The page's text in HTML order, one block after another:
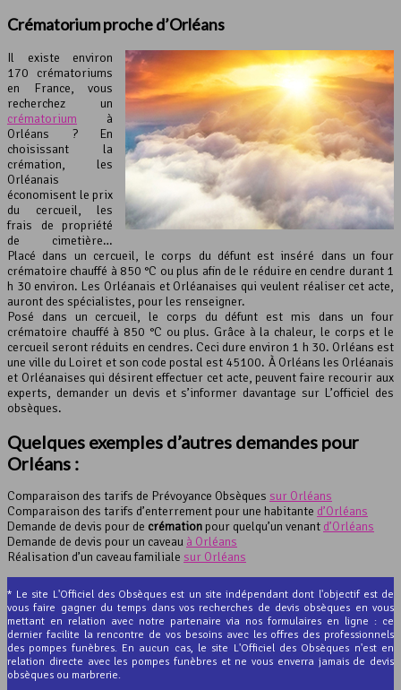
Crématorium proche d’Orléans
Il existe environ
170 crématoriums
en France, vous
recherchez un
crématorium à
Orléans ? En
choisissant la
crémation, les
Orléanais
économisent le prix
du cercueil, les
frais de propriété
de cimetière…
Placé dans un cercueil, le corps du défunt est inséré dans un four
crématoire chauffé à 850 °C ou plus afin de le réduire en cendre durant 1
h 30 environ. Les Orléanais et Orléanaises qui veulent réaliser cet acte,
auront des spécialistes, pour les renseigner.
Posé dans un cercueil, le corps du défunt est mis dans un four
crématoire chauffé à 850 °C ou plus. Grâce à la chaleur, le corps et le
cercueil seront réduits en cendres. Ceci dure environ 1 h 30. Orléans est
une ville du Loiret et son code postal est 45100. À Orléans les Orléanais
et Orléanaises qui désirent effectuer cet acte, peuvent faire recourir aux
experts, demander un devis et s’informer davantage sur L’officiel des
obsèques.
Quelques exemples d’autres demandes pour
Orléans :
Comparaison des tarifs de Prévoyance Obsèques sur Orléans
Comparaison des tarifs d’enterrement pour une habitante d’Orléans
Demande de devis pour de crémation pour quelqu’un venant d’Orléans
Demande de devis pour un caveau à Orléans
Réalisation d’un caveau familiale sur Orléans
* Le site L'Officiel des Obsèques est un site indépendant dont l'objectif est de
vous faire gagner du temps dans vos recherches de devis obsèques en vous
mettant en relation avec notre partenaire via nos formulaires en ligne : ce
dernier facilite la rencontre de vos besoins avec les offres des professionnels
des pompes funèbres. En aucun cas, le site L'Officiel des Obsèques n'est en
relation directe avec les pompes funèbres et ne vous enverra jamais de devis
obsèques ou marbrerie.